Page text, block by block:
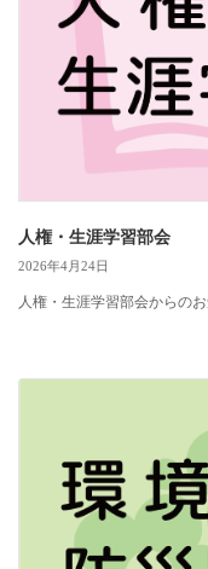
人権・生涯学習部会
2026年4月24日
人権・生涯学習部会からの